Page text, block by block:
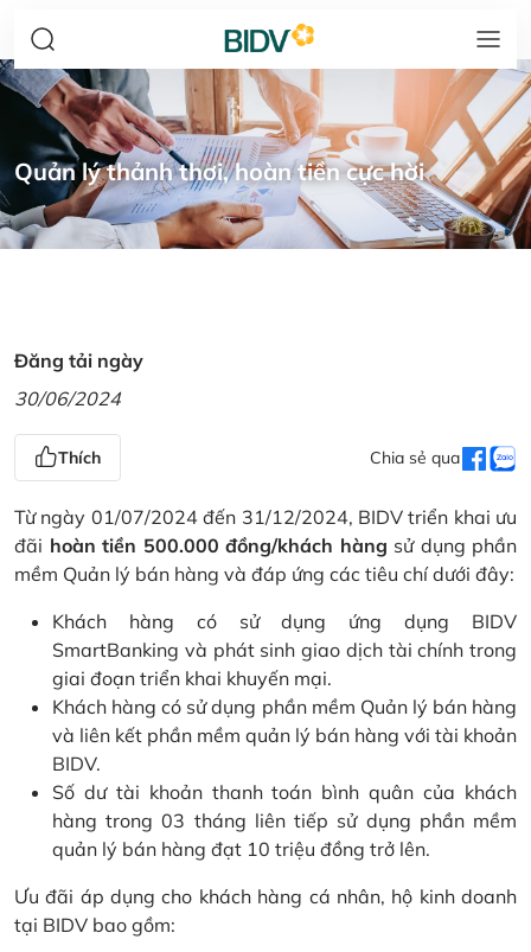
Quản lý thảnh thơi, hoàn tiền cực hời
Đăng tải ngày
30/06/2024
Thích Chia sẻ qua
Từ ngày 01/07/2024 đến 31/12/2024, BIDV triển khai ưu
đãi hoàn tiền 500.000 đồng/khách hàng sử dụng phần
mềm Quản lý bán hàng và đáp ứng các tiêu chí dưới đây:
Khách hàng có sử dụng ứng dụng BIDV
SmartBanking và phát sinh giao dịch tài chính trong
giai đoạn triển khai khuyến mại.
Khách hàng có sử dụng phần mềm Quản lý bán hàng
và liên kết phần mềm quản lý bán hàng với tài khoản
BIDV.
Số dư tài khoản thanh toán bình quân của khách
hàng trong 03 tháng liên tiếp sử dụng phần mềm
quản lý bán hàng đạt 10 triệu đồng trở lên.
Ưu đãi áp dụng cho khách hàng cá nhân, hộ kinh doanh
tại BIDV bao gồm: